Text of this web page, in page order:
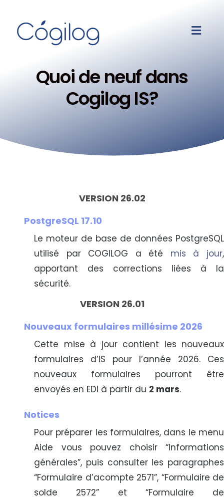
Quoi de neuf dans
Cogilog IS?
VERSION 26.02
PostgreSQL 17.10
Le moteur de base de données PostgreSQL
utilisé par COGILOG a été mis à jour,
apportant des corrections liées à la
sécurité.
VERSION 26.01
Nouveaux formulaires millésime 2026
Cette mise à jour contient les nouveaux
formulaires d’IS pour l’année 2026. Ces
nouveaux formulaires pourront être
envoyés en EDI à partir du 2 mars.
Notices
Pour préparer les formulaires, dans le menu
Aide vous pouvez choisir “Informations
générales”, puis consulter les paragraphes
“Formulaire d’acompte 2571”, “Formulaire de
solde 2572” et “Formulaire de